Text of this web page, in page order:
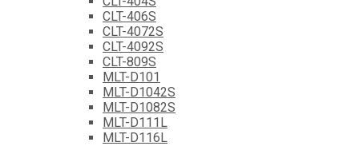
CLT-406S
CLT-4072S
CLT-4092S
CLT-809S
MLT-D101
MLT-D1042S
MLT-D1082S
MLT-D111L
MLT-D116L